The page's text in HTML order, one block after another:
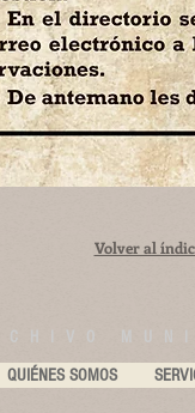
Volver al
QUIÉNES SOMOS